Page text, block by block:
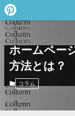
ホームペー
方法とは？
コラム